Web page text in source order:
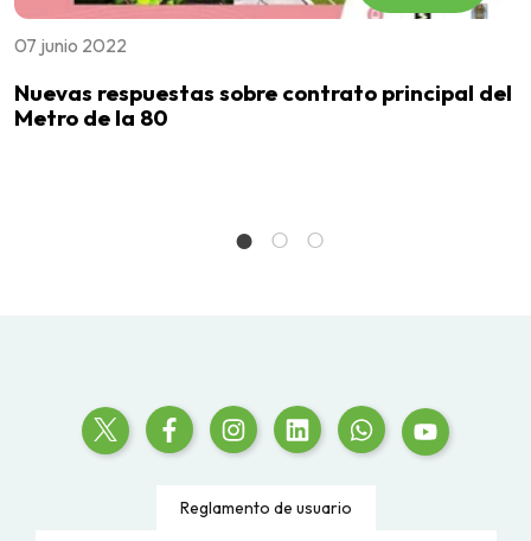
07 junio 2022
Nuevas respuestas sobre contrato principal del
Metro de la 80
Reglamento de usuario